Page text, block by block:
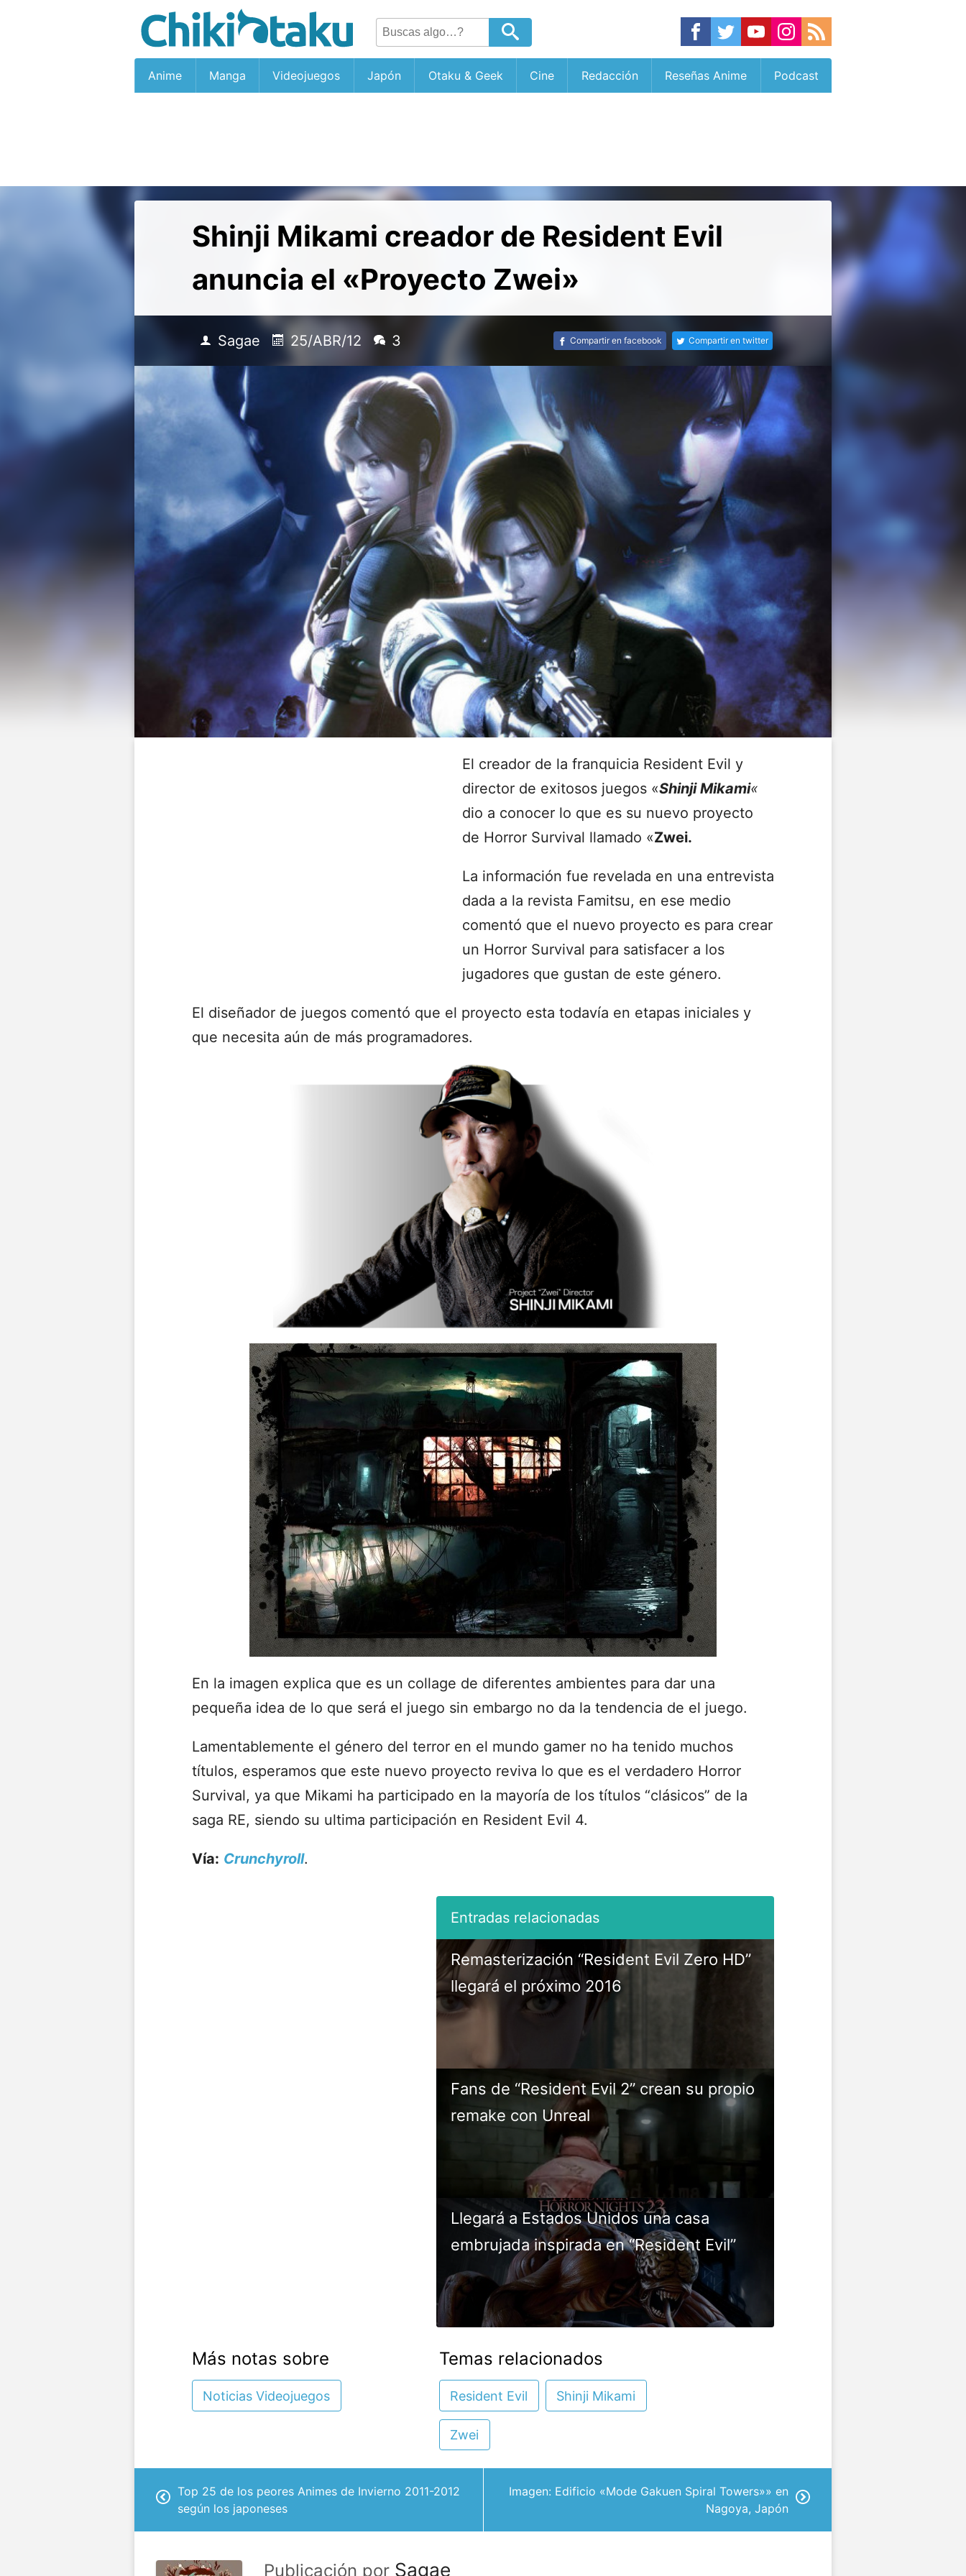
Anime Manga Videojuegos Japón Otaku & Geek Cine Redacción Reseñas Anime Podcast
Shinji Mikami creador de Resident Evil
anuncia el «Proyecto Zwei»
Sagae 25/ABR/12 3 Compartir en facebook Compartir en twitter
El creador de la franquicia Resident Evil y
director de exitosos juegos «Shinji Mikami«
dio a conocer lo que es su nuevo proyecto
de Horror Survival llamado «Zwei.
La información fue revelada en una entrevista
dada a la revista Famitsu, en ese medio
comentó que el nuevo proyecto es para crear
un Horror Survival para satisfacer a los
jugadores que gustan de este género.
El diseñador de juegos comentó que el proyecto esta todavía en etapas iniciales y
que necesita aún de más programadores.
En la imagen explica que es un collage de diferentes ambientes para dar una
pequeña idea de lo que será el juego sin embargo no da la tendencia de el juego.
Lamentablemente el género del terror en el mundo gamer no ha tenido muchos
títulos, esperamos que este nuevo proyecto reviva lo que es el verdadero Horror
Survival, ya que Mikami ha participado en la mayoría de los títulos “clásicos” de la
saga RE, siendo su ultima participación en Resident Evil 4.
Vía: Crunchyroll.
Remasterización “Resident Evil Zero HD”
llegará el próximo 2016
Fans de “Resident Evil 2” crean su propio
remake con Unreal
Llegará a Estados Unidos una casa
embrujada inspirada en “Resident Evil”
Más notas sobre
Noticias Videojuegos
Temas relacionados
Resident Evil Shinji Mikami
Zwei
Top 25 de los peores Animes de Invierno 2011-2012
según los japoneses
Imagen: Edificio «Mode Gakuen Spiral Towers»» en
Nagoya, Japón
Publicación por Sagae